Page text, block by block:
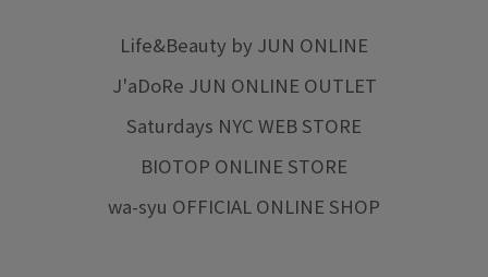
Life&Beauty by JUN ONLINE
J'aDoRe JUN ONLINE OUTLET
Saturdays NYC WEB STORE
BIOTOP ONLINE STORE
wa-syu OFFICIAL ONLINE SHOP